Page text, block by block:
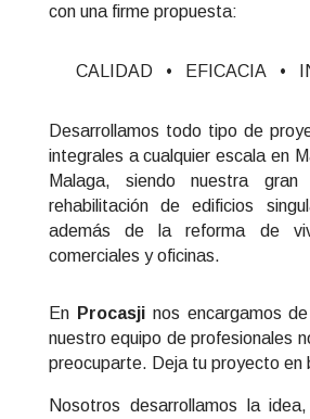
con una firme propuesta:
CALIDAD • EFICACIA •
Desarrollamos todo tipo de
integrales a cualquier escala en
Malaga, siendo nuestra gran
rehabilitación de edificios
además de la reforma de
comerciales y oficinas.
En Procasjinos encargamos
nuestro equipo de profesionales
preocuparte. Deja tu proyecto en
Nosotros desarrollamos la